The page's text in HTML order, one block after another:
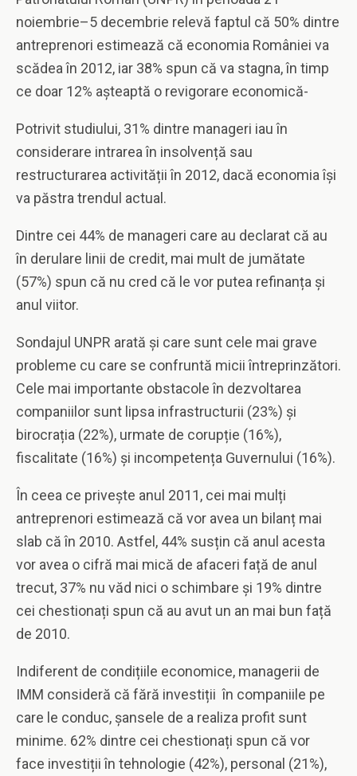
noiembrie–5 decembrie relevă faptul că 50% dintre
antreprenori estimează că economia României va
scădea în 2012, iar 38% spun că va stagna, în timp
ce doar 12% așteaptă o revigorare economică-
Potrivit studiului, 31% dintre manageri iau în
considerare intrarea în insolvență sau
restructurarea activității în 2012, dacă economia își
va păstra trendul actual.
Dintre cei 44% de manageri care au declarat că au
în derulare linii de credit, mai mult de jumătate
(57%) spun că nu cred că le vor putea refinanța și
anul viitor.
Sondajul UNPR arată și care sunt cele mai grave
probleme cu care se confruntă micii întreprinzători.
Cele mai importante obstacole în dezvoltarea
companiilor sunt lipsa infrastructurii (23%) și
birocrația (22%), urmate de corupție (16%),
fiscalitate (16%) și incompetența Guvernului (16%).
În ceea ce privește anul 2011, cei mai mulți
antreprenori estimează că vor avea un bilanț mai
slab că în 2010. Astfel, 44% susțin că anul acesta
vor avea o cifră mai mică de afaceri față de anul
trecut, 37% nu văd nici o schimbare și 19% dintre
cei chestionați spun că au avut un an mai bun față
de 2010.
Indiferent de condițiile economice, managerii de
IMM consideră că fără investiții în companiile pe
care le conduc, șansele de a realiza profit sunt
minime. 62% dintre cei chestionați spun că vor
face investiții în tehnologie (42%), personal (21%),